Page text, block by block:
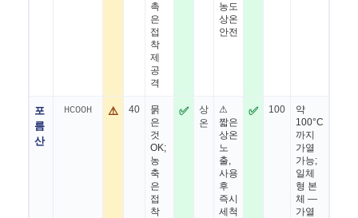
촉
은
접
착
제
공
격
농도
상온
안전
포
름
산
HCOOH ⚠️ 40
묽
은
것
OK;
농
축
은
접
착
✅
상
온
⚠
짧은
상온
노
출,
사용
후
즉시
세척
✅ 100
약
100°C
까지
가열
가능;
일체
형 본
체 —
가열